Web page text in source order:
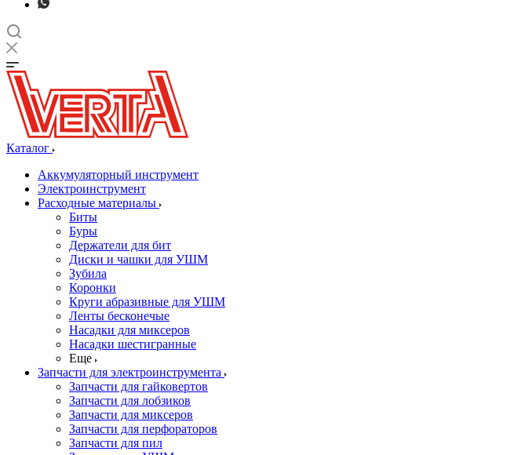
Каталог
Аккумуляторный инструмент
Электроинструмент
Расходные материалы
Биты
Буры
Держатели для бит
Диски и чашки для УШМ
Зубила
Коронки
Круги абразивные для УШМ
Ленты бесконечые
Насадки для миксеров
Насадки шестигранные
Еще
Запчасти для электроинструмента
Запчасти для гайковертов
Запчасти для лобзиков
Запчасти для миксеров
Запчасти для перфораторов
Запчасти для пил